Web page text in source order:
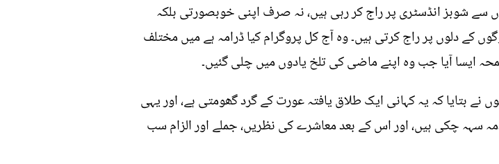
سے شوبز انڈسٹری پر راج کر رہی ہیں، نہ صرف اپنی خوبصورتی بلکہ
دلوں پر راج کرتی ہیں۔ وہ آج کل پروگرام کیا ڈرامہ ہے میں مختلف
ایسا آیا جب وہ اپنے ماضی کی تلخ یادوں میں چلی گئیں۔
نے بتایا کہ یہ کہانی ایک طلاق یافتہ عورت کے گرد گھومتی ہے، اور یہی
سہہ چکی ہیں، اور اس کے بعد معاشرے کی نظریں، جملے اور الزام سب